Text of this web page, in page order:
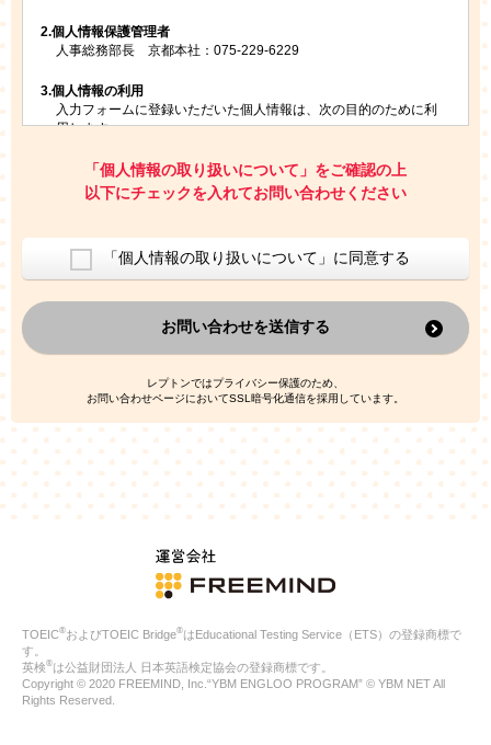
2.個人情報保護管理者
人事総務部長 京都本社：075-229-6229
3.個人情報の利用
入力フォームに登録いただいた個人情報は、次の目的のために利
用します。
お問い合わせにお答えするため
レプトンのキャンペーンや新商品（新サービス）、新規開講教
室等をご案内するため
ご利用者の個人情報を、本人が特定されないデータに不可逆変
換した上で、広告・宣伝・販売促進活動に役立てること
上記の利用目的のために第三者へ提供すること
なお、この利用目的を超えた個人情報の取扱いは行いません。ま
た、これ以外の目的で個人情報を利用することはありません。
人情報を、本人が特定されないデータに不可逆変換した上で第三
者広告配信事業者においてマッチングを行い、その結果に基づい
て広告を配信することがあります。第三者広告配信事業者が、こ
れらの情報を広告配信以外の目的で利用することはありません。
4.
個人情報の第三者への提供
当社は、次の場合を除き、ご本人の同意なしに個人情報を第三者
に提供することはありません。
ご本人の同意がある場合
法令に基づく場合
人の生命、身体または財産の保護のために必要がある場合であ
公衆衛生の向上または児童の健全な育成の推進のために特に必
合
特定した利用目的の達成に必要な範囲内において、個人情報の
「個人情報の取り扱いについて」をご確認の上
以下にチェックを入れてお問い合わせください
「個人情報の取り扱いについて」に同意する
お問い合わせを送信する
レプトンではプライバシー保護のため、
お問い合わせページにおいてSSL暗号化通信を採用しています。
TOEIC®およびTOEIC Bridge®はEducational Testing Service（ETS）の登録商標で
す。
英検®は公益財団法人 日本英語検定協会の登録商標です。
Copyright © 2020 FREEMIND, Inc.“YBM ENGLOO PROGRAM” © YBM NET All
Rights Reserved.